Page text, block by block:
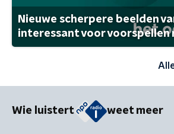
Nieuwe scherpere beelden
interessant voor voorspellen
Wie luistert weet meer